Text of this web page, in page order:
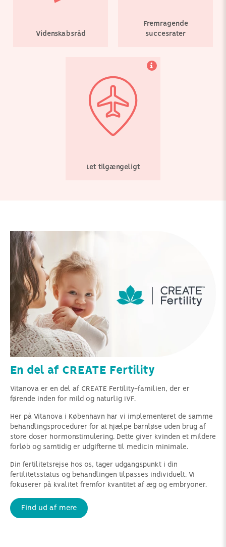
Videnskabsråd
Fremragende
succesrater
Let tilgængeligt
En del af CREATE Fertility
Vitanova er en del af CREATE Fertility-familien, der er
førende inden for mild og naturlig IVF.
Her på Vitanova i København har vi implementeret de samme
behandlingsprocedurer for at hjælpe barnløse uden brug af
store doser hormonstimulering. Dette giver kvinden et mildere
forløb og samtidig er udgifterne til medicin minimale.
Din fertilitetsrejse hos os, tager udgangspunkt i din
fertilitetsstatus og behandlingen tilpasses individuelt. Vi
fokuserer på kvalitet fremfor kvantitet af æg og embryoner.
Find ud af mere